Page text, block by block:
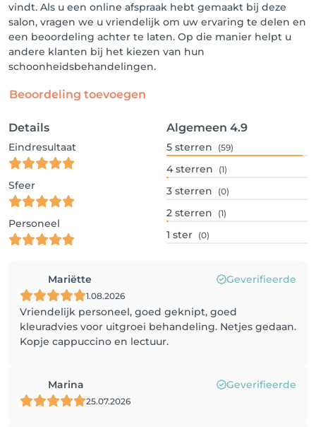
vindt. Als u een online afspraak hebt gemaakt bij deze
salon, vragen we u vriendelijk om uw ervaring te delen en
een beoordeling achter te laten. Op die manier helpt u
andere klanten bij het kiezen van hun
schoonheidsbehandelingen.
Beoordeling toevoegen
Details
Eindresultaat
Sfeer
Personeel
Algemeen 4.9
5 sterren (59)
4 sterren (1)
3 sterren (0)
2 sterren (1)
1 ster (0)
Mariëtte Geverifieerde
1.08.2026
Vriendelijk personeel, goed geknipt, goed
kleuradvies voor uitgroei behandeling. Netjes gedaan.
Kopje cappuccino en lectuur.
Marina Geverifieerde
25.07.2026